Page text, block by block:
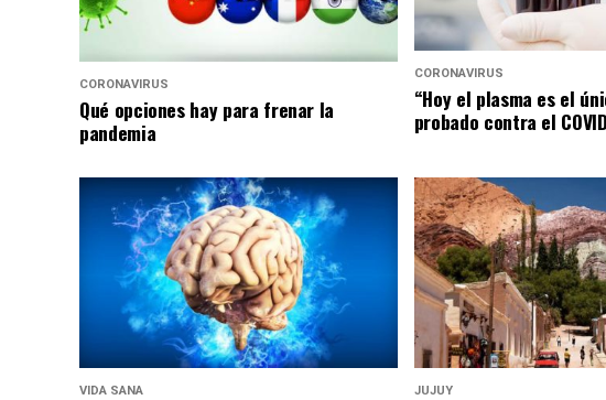
CORONAVIRUS
Qué opciones hay para frenar la
pandemia
CORONAVIRUS
“Hoy el plasma es el
probado contra el
VIDA SANA JUJUY